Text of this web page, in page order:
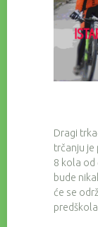
Dragi
trčanju je
8 kola od
bude
će se